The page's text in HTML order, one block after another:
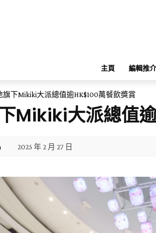
主頁 編輯推介
旗下Mikiki大派總值逾HK$100萬餐飲獎賞
Mikiki大派總值
2025 年 2 月 27 日